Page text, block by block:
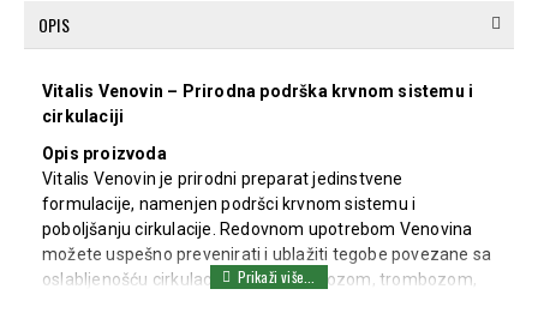
OPIS
Vitalis Venovin – Prirodna podrška krvnom sistemu i
cirkulaciji
Opis proizvoda
Vitalis Venovin je prirodni preparat jedinstvene
formulacije, namenjen podršci krvnom sistemu i
poboljšanju cirkulacije. Redovnom upotrebom Venovina
možete uspešno prevenirati i ublažiti tegobe povezane sa
oslabljenošću cirkulacije, arteriosklerozom, trombozom,